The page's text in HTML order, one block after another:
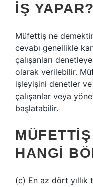
IŞ YAPAR?
Müfettiş ne
cevabı genellikle
çalışanları
olarak verilebilir.
işleyişini denetler
çalışanlar veya
başlatabilir.
HANGI
(c) En az dört